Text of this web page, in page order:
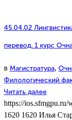
45.04.02
перевод. 1 курс
в Магистратура,
Филологический
Читать далее
https://ios.sfmgpu.ru/
1620 1620 Илья